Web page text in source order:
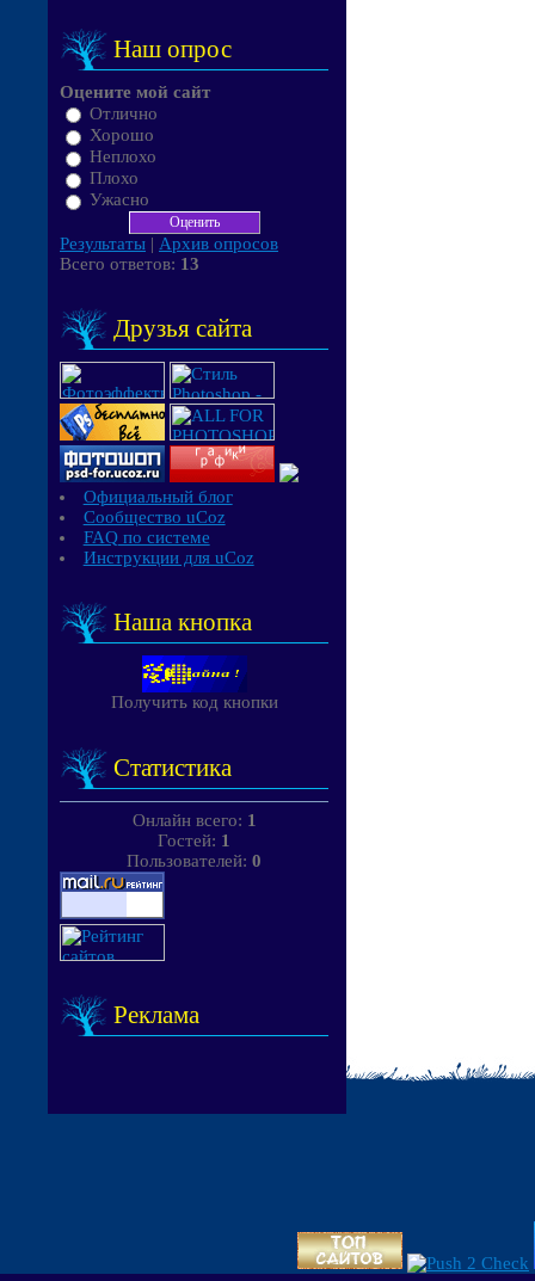
Наш опрос
Оцените мой сайт
Отлично
Хорошо
Неплохо
Плохо
Ужасно
Результаты | Архив опросов
Всего ответов: 13
Друзья сайта
Официальный блог
Сообщество uCoz
FAQ по системе
Инструкции для uCoz
Наша кнопка
Получить код кнопки
Статистика
Онлайн всего: 1
Гостей: 1
Пользователей: 0
Реклама